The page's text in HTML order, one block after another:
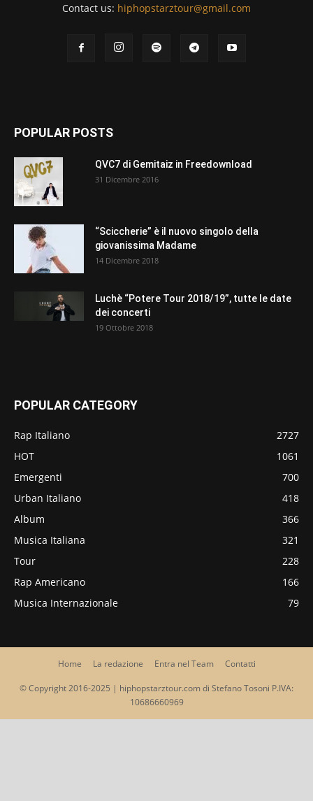
Contact us: hiphopstarztour@gmail.com
POPULAR POSTS
QVC7 di Gemitaiz in Freedownload
31 Dicembre 2016
“Sciccherie” è il nuovo singolo della
giovanissima Madame
14 Dicembre 2018
Luchè “Potere Tour 2018/19”, tutte le date
dei concerti
19 Ottobre 2018
POPULAR CATEGORY
Rap Italiano
2727
HOT
1061
Emergenti
700
Urban Italiano
418
Album
366
Musica Italiana
321
Tour
228
Rap Americano
166
Musica Internazionale
79
Home La redazione Entra nel Team Contatti
© Copyright 2016-2025 | hiphopstarztour.com di Stefano Tosoni P.IVA:
10686660969